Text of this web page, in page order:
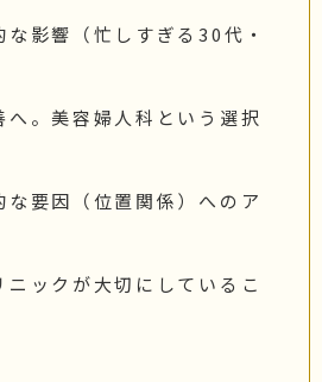
影響（忙しすぎる30代・
へ。美容婦人科という選択
な要因（位置関係）へのア
ニックが大切にしているこ